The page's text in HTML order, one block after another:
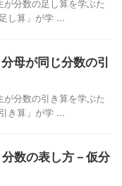
が分数の足し算を学ぶた
し算」が学 ...
母が同じ分数の引
が分数の引き算を学ぶた
き算」が学 ...
数の表し方－仮分